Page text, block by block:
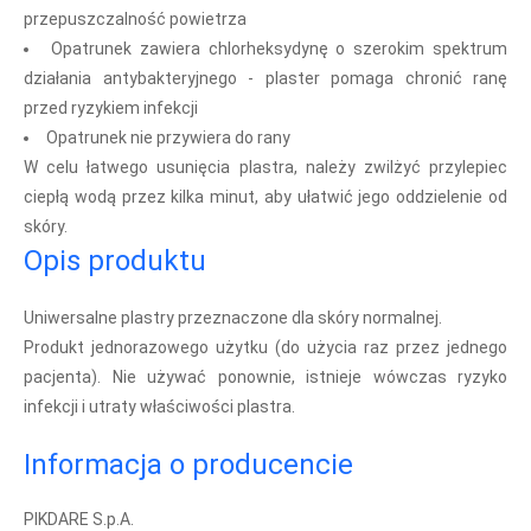
przepuszczalność powietrza
Opatrunek zawiera chlorheksydynę o szerokim spektrum
działania antybakteryjnego - plaster pomaga chronić ranę
przed ryzykiem infekcji
Opatrunek nie przywiera do rany
W celu łatwego usunięcia plastra, należy zwilżyć przylepiec
ciepłą wodą przez kilka minut, aby ułatwić jego oddzielenie od
skóry.
Opis produktu
Uniwersalne plastry przeznaczone dla skóry normalnej.
Produkt jednorazowego użytku (do użycia raz przez jednego
pacjenta). Nie używać ponownie, istnieje wówczas ryzyko
infekcji i utraty właściwości plastra.
Informacja o producencie
PIKDARE S.p.A.